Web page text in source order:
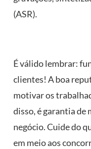
(ASR).
É válido lembrar:
clientes! A boa
motivar os
disso, é garantia de
negócio. Cuide do
em meio aos